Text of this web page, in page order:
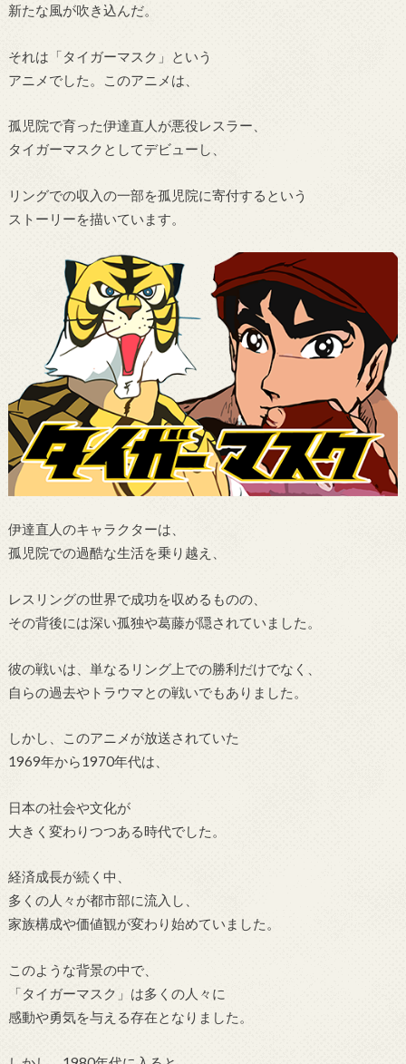
新たな風が吹き込んだ。
それは「タイガーマスク」という
アニメでした。このアニメは、
孤児院で育った伊達直人が悪役レスラー、
タイガーマスクとしてデビューし、
リングでの収入の一部を孤児院に寄付するという
ストーリーを描いています。
伊達直人のキャラクターは、
孤児院での過酷な生活を乗り越え、
レスリングの世界で成功を収めるものの、
その背後には深い孤独や葛藤が隠されていました。
彼の戦いは、単なるリング上での勝利だけでなく、
自らの過去やトラウマとの戦いでもありました。
しかし、このアニメが放送されていた
1969年から1970年代は、
日本の社会や文化が
大きく変わりつつある時代でした。
経済成長が続く中、
多くの人々が都市部に流入し、
家族構成や価値観が変わり始めていました。
このような背景の中で、
「タイガーマスク」は多くの人々に
感動や勇気を与える存在となりました。